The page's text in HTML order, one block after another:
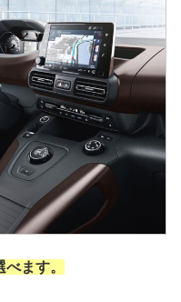
ます。